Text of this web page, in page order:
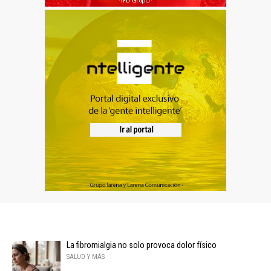
La fibromialgia no solo provoca dolor físico
SALUD Y MÁS